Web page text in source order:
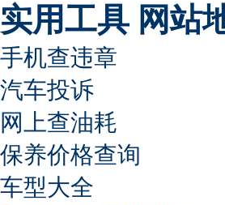
实用工具 网站
手机查违章
汽车投诉
网上查油耗
保养价格查询
车型大全